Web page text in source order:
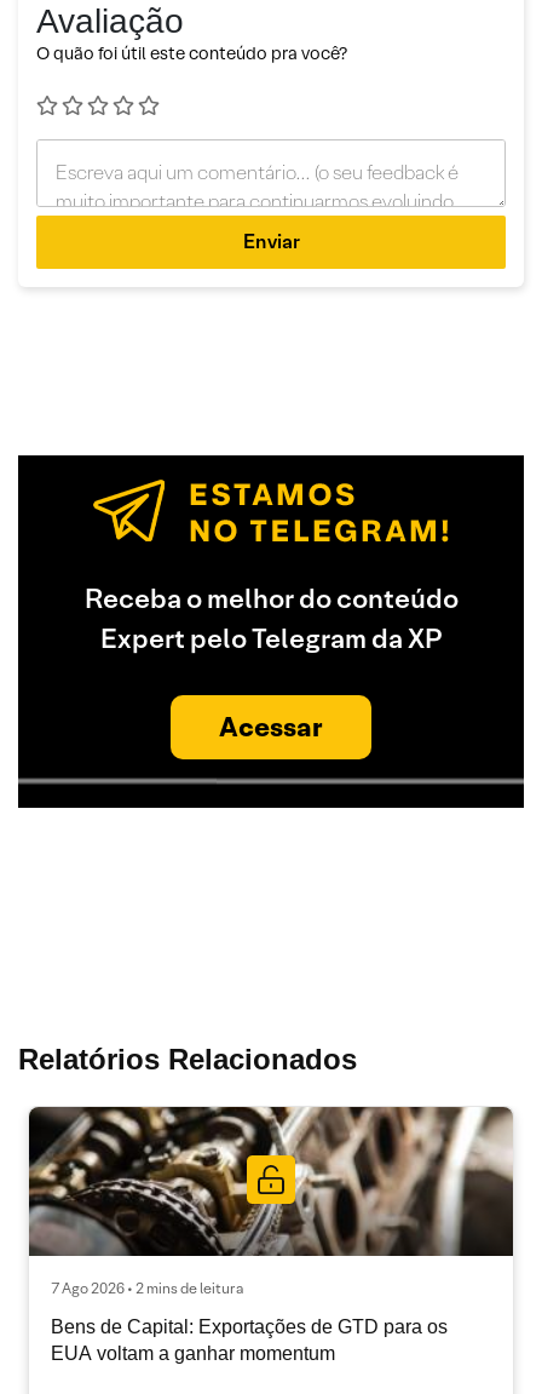
Avaliação
O quão foi útil este conteúdo pra você?
Enviar
Receba o melhor do conteúdo
Expert pelo Telegram da XP
Acessar
Relatórios Relacionados
7 Ago 2026 • 2 mins de leitura
Bens de Capital: Exportações de GTD para os
EUA voltam a ganhar momentum